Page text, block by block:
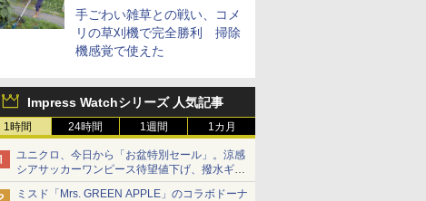
手ごわい雑草との戦い、コメ
リの草刈機で完全勝利 掃除
機感覚で使えた
Impress Watchシリーズ 人気記事
1時間 24時間 1週間 1カ月
ユニクロ、今日から「お盆特別セール」。涼感
シアサッカーワンピース待望値下げ、撥水ギア
ショーツは1990円に
ミスド「Mrs. GREEN APPLE」のコラボドーナ